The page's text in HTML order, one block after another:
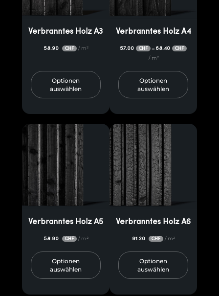
Verbranntes Holz A3
58.90 CHF / m²
Optionen
auswählen
Verbranntes Holz A4
57.00 CHF – 68.40 CHF
/ m²
Optionen
auswählen
Verbranntes Holz A5
58.90 CHF / m²
Optionen
auswählen
Verbranntes Holz A6
91.20 CHF / m²
Optionen
auswählen